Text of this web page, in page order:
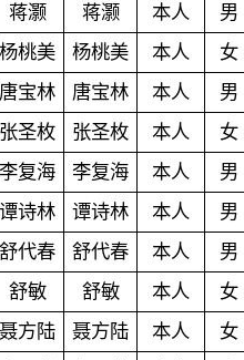
蒋灏 蒋灏 本人 男
杨桃美 杨桃美 本人 女
唐宝林 唐宝林 本人 男
张圣枚 张圣枚 本人 女
李复海 李复海 本人 男
谭诗林 谭诗林 本人 男
舒代春 舒代春 本人 男
舒敏 舒敏 本人 女
聂方陆 聂方陆 本人 女